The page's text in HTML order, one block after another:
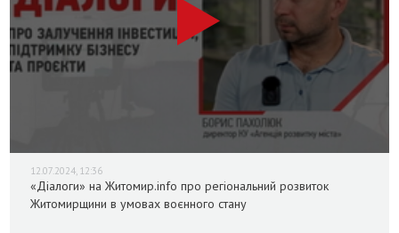
12.07.2024, 12:36
«Діалоги» на Житомир.info про регіональний розвиток
Житомирщини в умовах воєнного стану